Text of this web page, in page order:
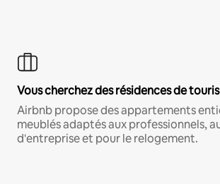
Vous cherchez des résidences de
Airbnb propose des appartements
meublés adaptés aux professionnels,
d'entreprise et pour le relogement.